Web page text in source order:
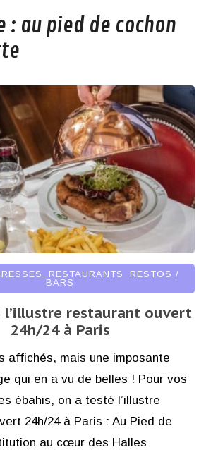
: au pied de cochon
RESTAURANTS
RESTOS /
BARS
l’illustre restaurant ouvert
24h/24 à Paris
affichés, mais une imposante
qui en a vu de belles ! Pour vos
ébahis, on a testé l’illustre
24h/24 à Paris : Au Pied de
au cœur des Halles